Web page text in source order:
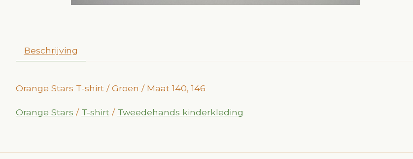
Beschrijving
Orange Stars T-shirt / Groen / Maat 140, 146
Orange Stars / T-shirt / Tweedehands kinderkleding